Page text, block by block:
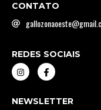
CONTATO
REDES SOCIAIS
NEWSLETTER